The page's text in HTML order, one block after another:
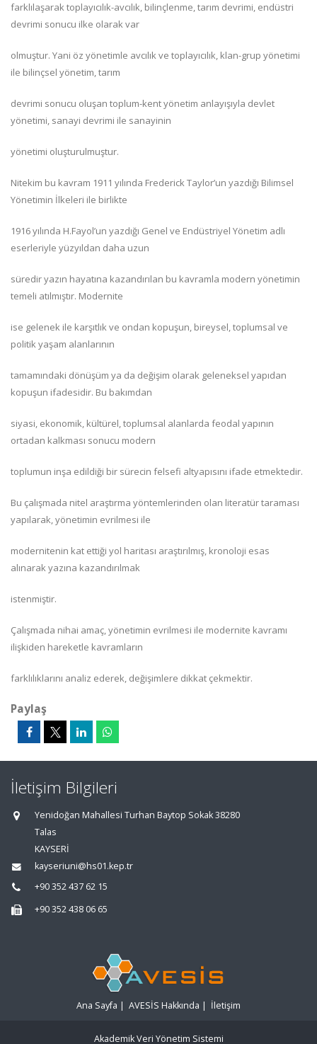
farklılaşarak toplayıcılık-avcılık, bilinçlenme, tarım devrimi, endüstri
devrimi sonucu ilke olarak var
olmuştur. Yani öz yönetimle avcılık ve toplayıcılık, klan-grup yönetimi
ile bilinçsel yönetim, tarım
devrimi sonucu oluşan toplum-kent yönetim anlayışıyla devlet
yönetimi, sanayi devrimi ile sanayinin
yönetimi oluşturulmuştur.
Nitekim bu kavram 1911 yılında Frederick Taylor’un yazdığı Bilimsel
Yönetimin İlkeleri ile birlikte
1916 yılında H.Fayol’un yazdığı Genel ve Endüstriyel Yönetim adlı
eserleriyle yüzyıldan daha uzun
süredir yazın hayatına kazandırılan bu kavramla modern yönetimin
temeli atılmıştır. Modernite
ise gelenek ile karşıtlık ve ondan kopuşun, bireysel, toplumsal ve
politik yaşam alanlarının
tamamındaki dönüşüm ya da değişim olarak geleneksel yapıdan
kopuşun ifadesidir. Bu bakımdan
siyasi, ekonomik, kültürel, toplumsal alanlarda feodal yapının
ortadan kalkması sonucu modern
toplumun inşa edildiği bir sürecin felsefi altyapısını ifade etmektedir.
Bu çalışmada nitel araştırma yöntemlerinden olan literatür taraması
yapılarak, yönetimin evrilmesi ile
modernitenin kat ettiği yol haritası araştırılmış, kronoloji esas
alınarak yazına kazandırılmak
istenmiştir.
Çalışmada nihai amaç, yönetimin evrilmesi ile modernite kavramı
ilişkiden hareketle kavramların
farklılıklarını analiz ederek, değişimlere dikkat çekmektir.
Paylaş
İletişim Bilgileri
Yenidoğan Mahallesi Turhan Baytop Sokak 38280
Talas
KAYSERİ
kayseriuni@hs01.kep.tr
+90 352 437 62 15
+90 352 438 06 65
Ana Sayfa | AVESİS Hakkında | İletişim
Akademik Veri Yönetim Sistemi